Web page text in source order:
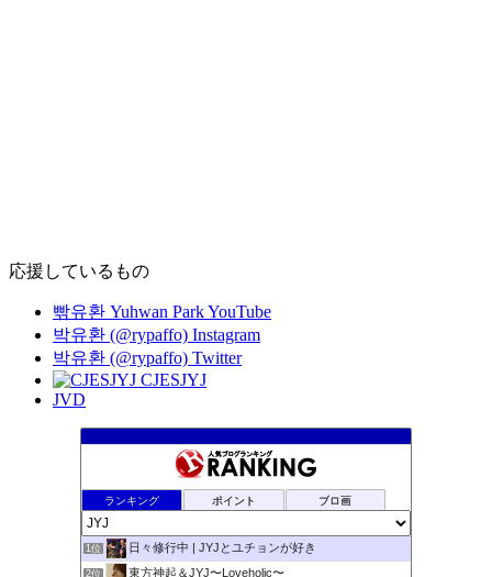
応援しているもの
빢유환 Yuhwan Park YouTube
박유환 (@rypaffo) Instagram
박유환 (@rypaffo) Twitter
CJESJYJ
JVD
ランキング ポイント ブロ画
1位 日々修行中 | JYJとユチョンが好き
2位 東方神起＆JYJ〜Loveholic〜